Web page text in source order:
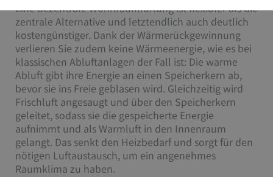
Eine dezentrale Wohnraumlüftung ist flexibler als die
zentrale Alternative und letztendlich auch deutlich
kostengünstiger. Dank der Wärmerückgewinnung
verlieren Sie zudem keine Wärmeenergie, wie es bei
klassischen Abluftanlagen der Fall ist: Die warme
Abluft gibt ihre Energie an einen Speicherkern ab,
bevor sie ins Freie geblasen wird. Gleichzeitig wird
Frischluft angesaugt und über den Speicherkern
geleitet, sodass sie die gespeicherte Energie
aufnimmt und als Warmluft in den Innenraum
gelangt. Das senkt den Heizbedarf und sorgt für den
nötigen Luftaustausch, um ein angenehmes
Raumklima zu haben.